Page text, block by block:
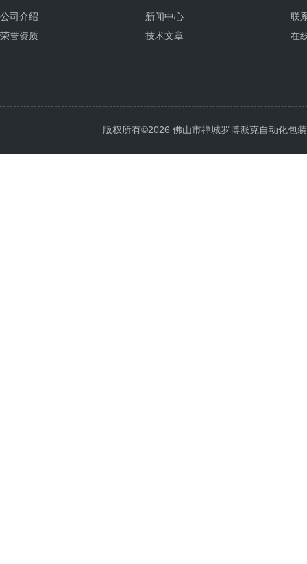
公司介绍
荣誉资质
新闻中心
技术文章
联
在
版权所有©2026 佛山市禅城罗博派克自动化